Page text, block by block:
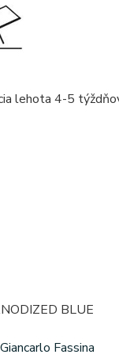
lehota 4-5
BLUE
Giancarlo Fassina